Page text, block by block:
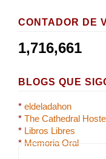
CONTADOR DE
1,716,661
BLOGS QUE
* eldeladahon
* The Cathedral Hostel
* Libros Libres
* Memoria Oral